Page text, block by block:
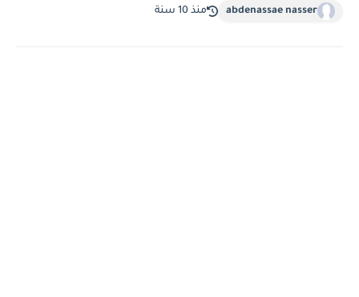
abdenassae nasser منذ 10 سنة